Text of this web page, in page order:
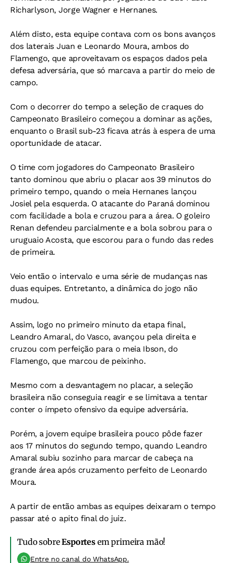
Richarlyson, Jorge Wagner e Hernanes.
Além disto, esta equipe contava com os bons avanços
dos laterais Juan e Leonardo Moura, ambos do
Flamengo, que aproveitavam os espaços dados pela
defesa adversária, que só marcava a partir do meio de
campo.
Com o decorrer do tempo a seleção de craques do
Campeonato Brasileiro começou a dominar as ações,
enquanto o Brasil sub-23 ficava atrás à espera de uma
oportunidade de atacar.
O time com jogadores do Campeonato Brasileiro
tanto dominou que abriu o placar aos 39 minutos do
primeiro tempo, quando o meia Hernanes lançou
Josiel pela esquerda. O atacante do Paraná dominou
com facilidade a bola e cruzou para a área. O goleiro
Renan defendeu parcialmente e a bola sobrou para o
uruguaio Acosta, que escorou para o fundo das redes
de primeira.
Veio então o intervalo e uma série de mudanças nas
duas equipes. Entretanto, a dinâmica do jogo não
mudou.
Assim, logo no primeiro minuto da etapa final,
Leandro Amaral, do Vasco, avançou pela direita e
cruzou com perfeição para o meia Ibson, do
Flamengo, que marcou de peixinho.
Mesmo com a desvantagem no placar, a seleção
brasileira não conseguia reagir e se limitava a tentar
conter o ímpeto ofensivo da equipe adversária.
Porém, a jovem equipe brasileira pouco pôde fazer
aos 17 minutos do segundo tempo, quando Leandro
Amaral subiu sozinho para marcar de cabeça na
grande área após cruzamento perfeito de Leonardo
Moura.
A partir de então ambas as equipes deixaram o tempo
passar até o apito final do juiz.
Tudo sobreEsportesem primeira mão!
Entre no canal do WhatsApp.